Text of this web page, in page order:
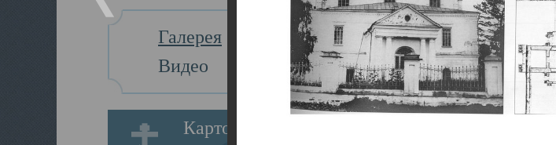
Галерея
Видео
Картотека
Главная Галерея Храмы-
Свято-